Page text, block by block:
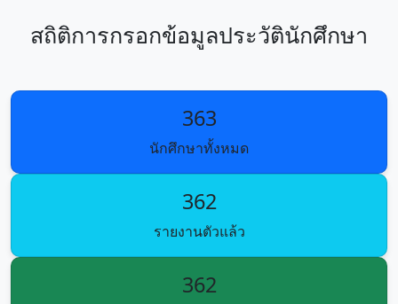
สถิติการกรอกข้อมูลประวัตินักศึกษา
363
นักศึกษาทั้งหมด
362
รายงานตัวแล้ว
362